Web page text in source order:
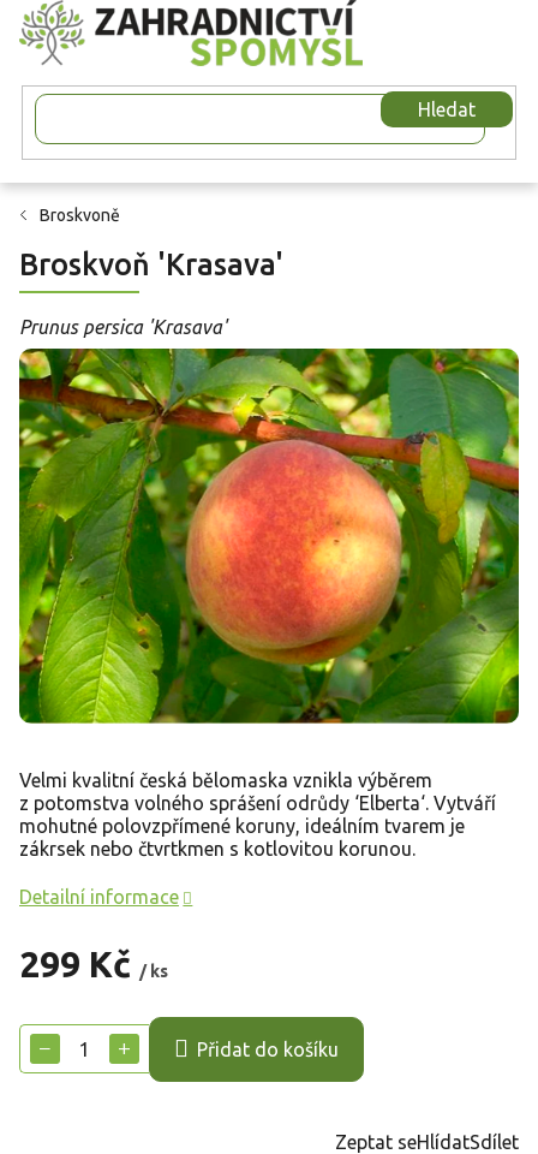
Přejít
na
obsah
Hledat
Broskvoně
Broskvoň 'Krasava'
Prunus persica 'Krasava'
299 Kč / ks
cena:
+
− Přidat do košíku
Velmi kvalitní česká bělomaska vznikla výběrem
z potomstva volného sprášení odrůdy ‘Elberta‘. Vytváří
mohutné polovzpřímené koruny, ideálním tvarem je
zákrsek nebo čtvrtkmen s kotlovitou korunou.
Detailní informace
Zeptat seHlídatSdílet